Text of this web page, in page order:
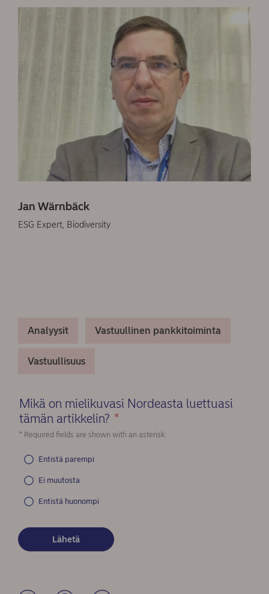
Jan Wärnbäck
ESG Expert, Biodiversity
Analyysit Vastuullinen pankkitoiminta
Vastuullisuus
Mikä on mielikuvasi Nordeasta luettuasi
tämän artikkelin? *
* Required fields are shown with an asterisk.
Entistä parempi
Ei muutosta
Entistä huonompi